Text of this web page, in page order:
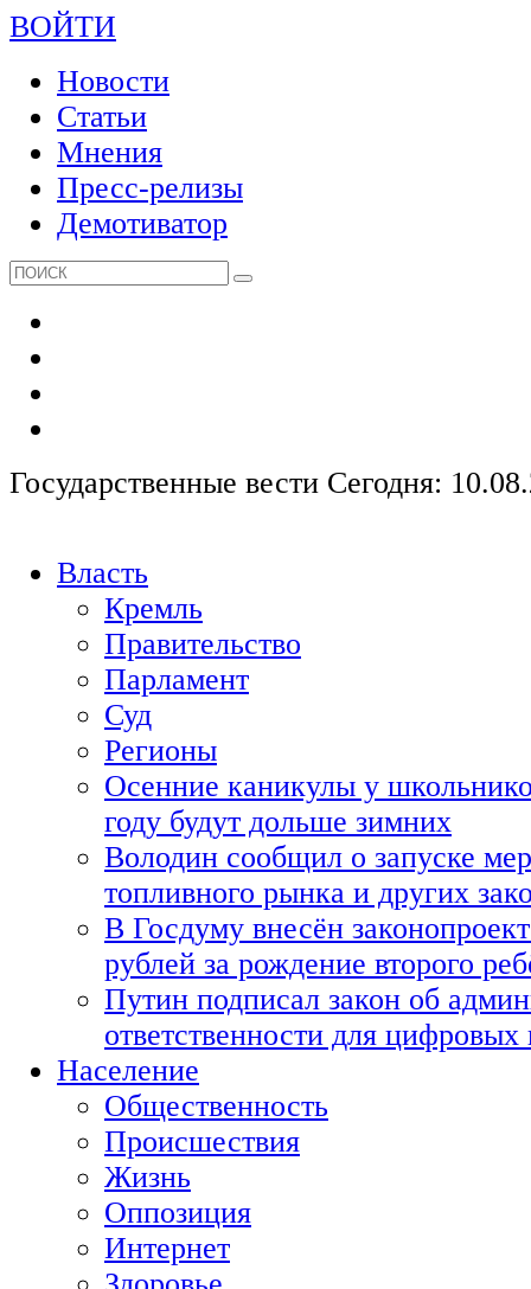
ВОЙТИ
Новости
Статьи
Мнения
Пресс-релизы
Демотиватор
Государственные вести Сегодня:
Власть
Кремль
Правительство
Парламент
Суд
Регионы
Осенние каникулы у
году будут дольше зимних
Володин сообщил о запуске
топливного рынка и других
В Госдуму внесён
рублей за рождение второго
Путин подписал закон об
ответственности для
Население
Общественность
Происшествия
Жизнь
Оппозиция
Интернет